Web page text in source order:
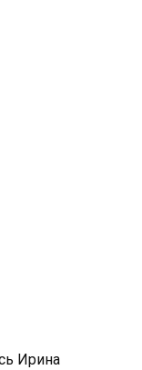
Ирина